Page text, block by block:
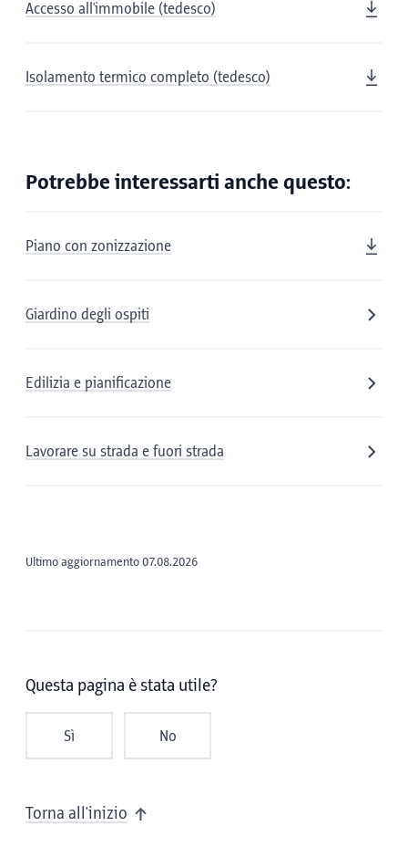
Accesso all'immobile (tedesco)
Isolamento termico completo (tedesco)
Potrebbe interessarti anche questo:
Piano con zonizzazione
Giardino degli ospiti
Edilizia e pianificazione
Lavorare su strada e fuori strada
Ultimo aggiornamento 07.08.2026
Questa pagina è stata utile?
Sì No
Torna all'inizio